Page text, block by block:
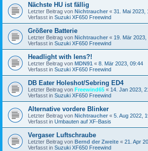
Nächste HU ist fällig
Letzter Beitrag von Nichtraucher « 31. Mai 2023,
Verfasst in Suzuki XF650 Freewind
Größere Batterie
Letzter Beitrag von Nichtraucher « 19. Mär 2023,
Verfasst in Suzuki XF650 Freewind
Headlight with lens?!
Letzter Beitrag von MDN91 « 8. Mär 2023, 09:44
Verfasst in Suzuki XF650 Freewind
DB Eater Holeshot/Sebring ED4
Letzter Beitrag von Freewind65 « 14. Jan 2023,
Verfasst in Suzuki XF650 Freewind
Alternative vordere Blinker
Letzter Beitrag von Nichtraucher « 5. Aug 2022,
Verfasst in Umbauten auf XF-Basis
Vergaser Luftschraube
Letzter Beitrag von Bernd der Zweite « 21. Apr
Verfasst in Suzuki XF650 Freewind